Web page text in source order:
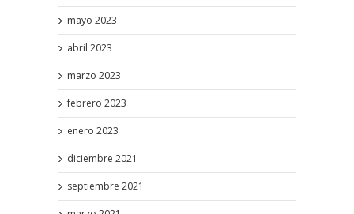
mayo 2023
abril 2023
marzo 2023
febrero 2023
enero 2023
diciembre 2021
septiembre 2021